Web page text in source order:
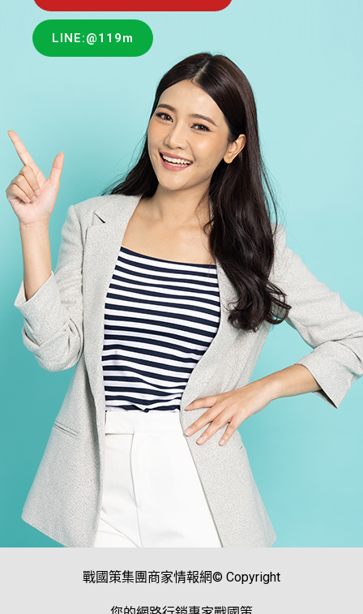
LINE:@119m
戰國策集團商家情報網© Copyright